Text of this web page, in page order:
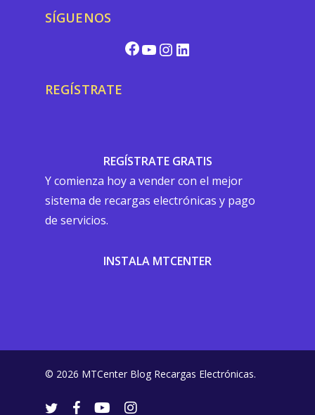
SÍGUENOS
REGÍSTRATE
REGÍSTRATE GRATIS
Y comienza hoy a vender con el mejor
sistema de recargas electrónicas y pago
de servicios.
INSTALA MTCENTER
© 2026 MTCenter Blog Recargas Electrónicas.